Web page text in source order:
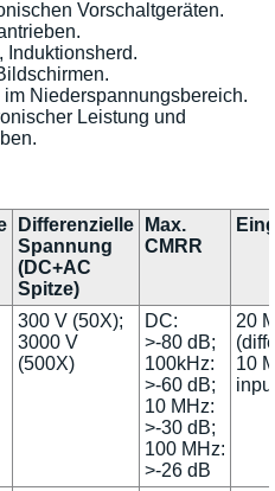
Vorschaltgeräten.
Induktionsherd.
im Niederspannungsbereich.
Leistung und
Differenzielle
Spannung
(DC+AC
Spitze)
Max.
CMRR
300 V (50X);
3000 V
(500X)
DC:
>-80 dB;
100kHz:
>-60 dB;
10 MHz:
>-30 dB;
100 MHz:
>-26 dB
20
10